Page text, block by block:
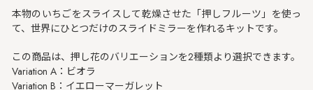
本物のいちごをスライスして乾燥させた「押しフルーツ」を使っ
て、世界にひとつだけのスライドミラーを作れるキットです。
この商品は、押し花のバリエーションを2種類より選択できます。
Variation A：ビオラ
Variation B：イエローマーガレット